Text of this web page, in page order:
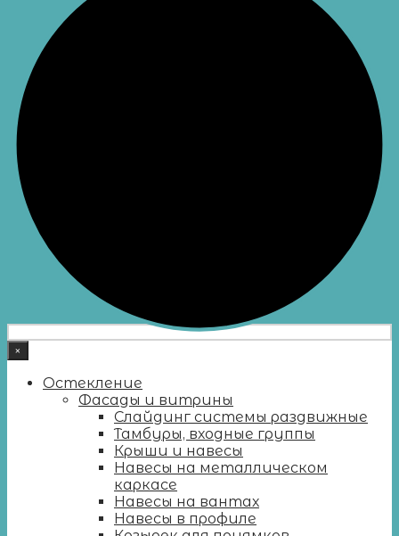
×
Остекление
Фасады и витрины
Слайдинг системы раздвижные
Тамбуры, входные группы
Крыши и навесы
Навесы на металлическом
каркасе
Навесы на вантах
Навесы в профиле